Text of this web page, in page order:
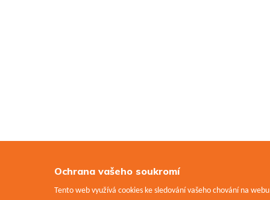
Ochrana vašeho soukromí
Tento web využívá cookies ke sledování vašeho chování na